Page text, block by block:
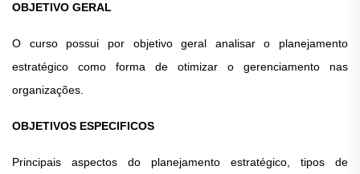
OBJETIVO GERAL
O curso possui por objetivo geral analisar o planejamento
estratégico como forma de otimizar o gerenciamento nas
organizações.
OBJETIVOS ESPECIFICOS
Principais aspectos do planejamento estratégico, tipos de